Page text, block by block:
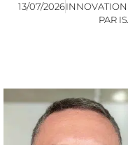
13/07/2026INNOVATION
PAR